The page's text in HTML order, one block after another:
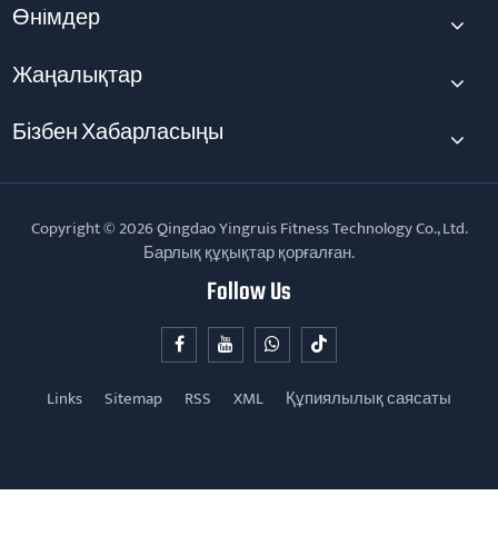
Өнімдер
Жаңалықтар
Бізбен Хабарласыңы
Copyright © 2026 Qingdao Yingruis Fitness Technology Co., Ltd.
Барлық құқықтар қорғалған.
Follow Us
Links Sitemap RSS XML Құпиялылық саясаты